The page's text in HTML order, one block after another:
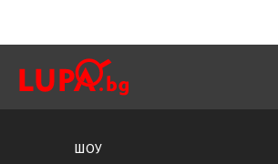
ШОУ